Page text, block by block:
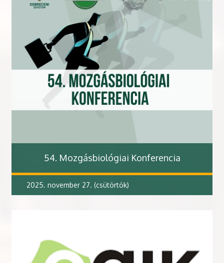
54. Mozgásbiológiai Konferencia
2025. november 27. (csütörtök)